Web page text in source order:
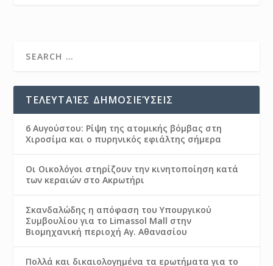
ΤΕΛΕΥΤΑΊΕΣ ΔΗΜΟΣΙΕΎΣΕΙΣ
6 Αυγούστου: Ρίψη της ατομικής βόμβας στη
Χιροσίμα και ο πυρηνικός εφιάλτης σήμερα
Οι Οικολόγοι στηρίζουν την κινητοποίηση κατά
των κεραιών στο Ακρωτήρι
Σκανδαλώδης η απόφαση του Υπουργικού
Συμβουλίου για το Limassol Mall στην
Βιομηχανική περιοχή Αγ. Αθανασίου
Πολλά και δικαιολογημένα τα ερωτήματα για το